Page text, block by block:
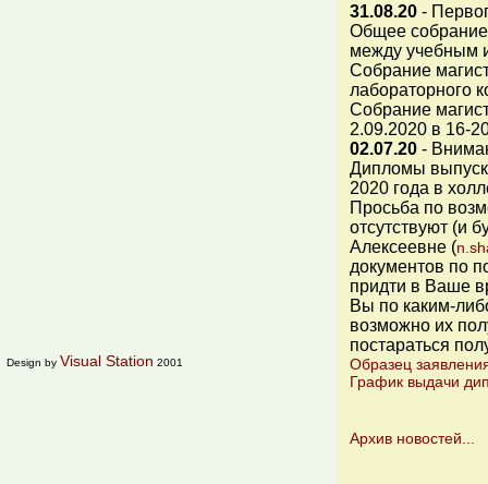
31.08.20 -
Общее собрание
между учебным
Собрание
лабораторного
Собрание
2.09.2020 в 16-
02.07.20 -
Дипломы
2020 года в
Просьба по
отсутствуют (и
Алексеевне (
документов по
придти в Ваше
Вы по каким-
возможно их
постараться
Образец
График выдачи
Архив новостей...
Design by Visual Station 2001